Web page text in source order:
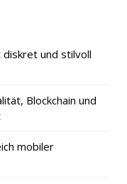
und stilvoll
Blockchain und
mobiler